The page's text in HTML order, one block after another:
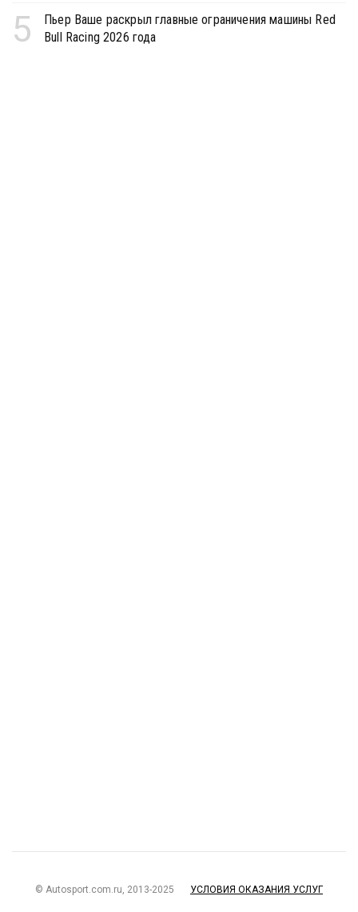
5
Пьер Ваше раскрыл главные ограничения машины Red
Bull Racing 2026 года
© Autosport.com.ru, 2013-2025 УСЛОВИЯ ОКАЗАНИЯ УСЛУГ